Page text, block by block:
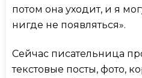
потом она уходит, и я
нигде не появляться».
Сейчас писательница
текстовые посты, фото,